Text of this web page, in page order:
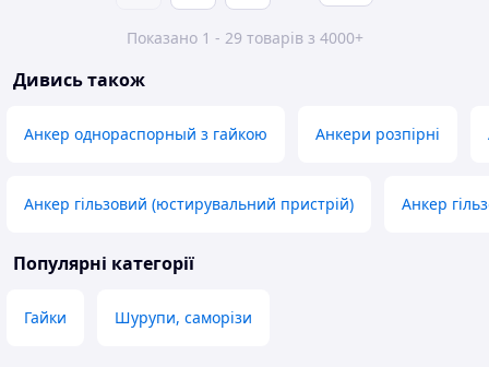
Показано 1 - 29 товарів з 4000+
Дивись також
Анкер однораспорный з гайкою Анкери розпірні
Анкер гільзовий (юстирувальний пристрій) Анкер
Популярні категорії
Гайки Шурупи, саморізи